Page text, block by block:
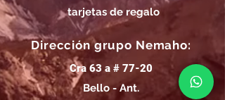
tarjetas de regalo
Dirección grupo Nemaho:
Cra 63 a # 77-20
Bello - Ant.